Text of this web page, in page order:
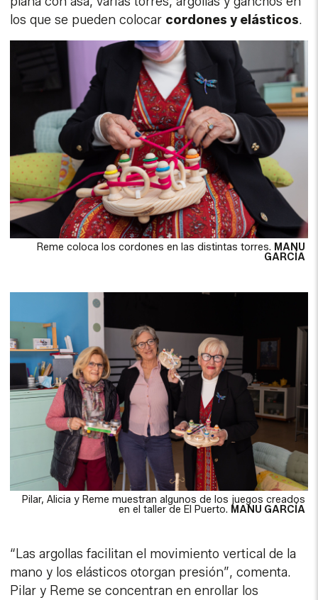
los que se pueden colocar cordones y elásticos.
Reme coloca los cordones en las distintas torres. MANU
GARCÍA
Pilar, Alicia y Reme muestran algunos de los juegos creados
en el taller de El Puerto. MANU GARCÍA
“Las argollas facilitan el movimiento vertical de la
mano y los elásticos otorgan presión”, comenta.
Pilar y Reme se concentran en enrollar los